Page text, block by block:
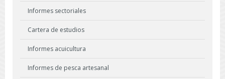
Informes sectoriales
Cartera de estudios
Informes acuicultura
Informes de pesca artesanal